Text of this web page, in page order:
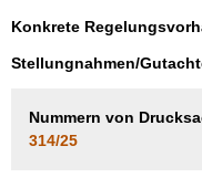
Konkrete
Stellungnahmen/
Nummern von
314/25